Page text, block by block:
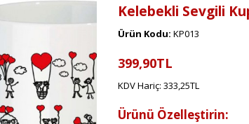
Kelebekli Sevgili
Ürün Kodu: KP013
399,90TL
KDV Hariç: 333,25TL
Ürünü Özelleştirin: